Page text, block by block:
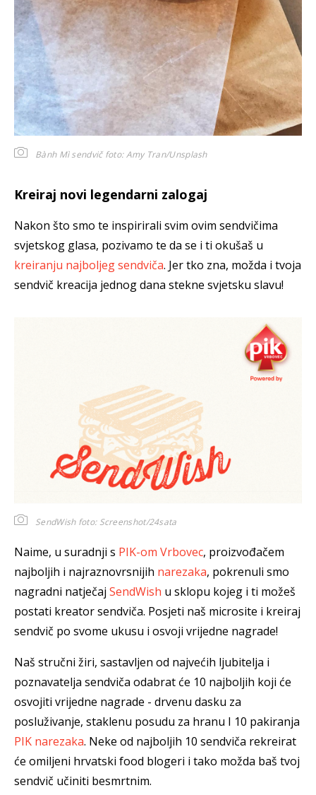
Bành Mì sendvič foto: Amy Tran/Unsplash
Kreiraj novi legendarni zalogaj
Nakon što smo te inspirirali svim ovim sendvičima
svjetskog glasa, pozivamo te da se i ti okušaš u
kreiranju najboljeg sendviča. Jer tko zna, možda i tvoja
sendvič kreacija jednog dana stekne svjetsku slavu!
SendWish foto: Screenshot/24sata
Naime, u suradnji s PIK-om Vrbovec, proizvođačem
najboljih i najraznovrsnijih narezaka, pokrenuli smo
nagradni natječaj SendWish u sklopu kojeg i ti možeš
postati kreator sendviča. Posjeti naš microsite i kreiraj
sendvič po svome ukusu i osvoji vrijedne nagrade!
Naš stručni žiri, sastavljen od najvećih ljubitelja i
poznavatelja sendviča odabrat će 10 najboljih koji će
osvojiti vrijedne nagrade - drvenu dasku za
posluživanje, staklenu posudu za hranu I 10 pakiranja
PIK narezaka. Neke od najboljih 10 sendviča rekreirat
će omiljeni hrvatski food blogeri i tako možda baš tvoj
sendvič učiniti besmrtnim.